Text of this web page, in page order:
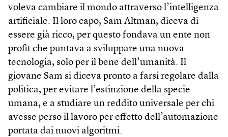
voleva cambiare il mondo attraverso l’intelligenza
artificiale. Il loro capo, Sam Altman, diceva di
essere già ricco, per questo fondava un ente non
profit che puntava a sviluppare una nuova
tecnologia, solo per il bene dell’umanità. Il
giovane Sam si diceva pronto a farsi regolare dalla
politica, per evitare l’estinzione della specie
umana, e a studiare un reddito universale per chi
avesse perso il lavoro per effetto dell’automazione
portata dai nuovi algoritmi.